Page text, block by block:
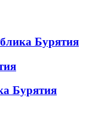
Бурятия
Бурятия